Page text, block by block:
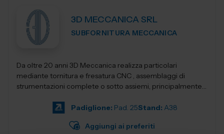
3D MECCANICA SRL
SUBFORNITURA MECCANICA
Da oltre 20 anni 3D Meccanica realizza particolari
mediante tornitura e fresatura CNC , assemblaggi di
strumentazioni complete o sotto assiemi, principalmente
Padiglione: Pad. 25Stand: A38
Aggiungi ai preferiti